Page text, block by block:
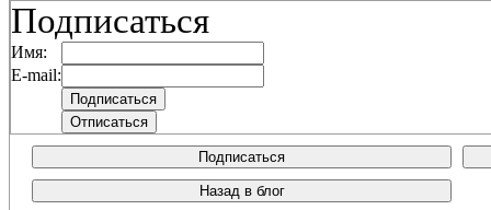
Подписаться
Имя:
E-mail:
Подписаться
Назад в блог